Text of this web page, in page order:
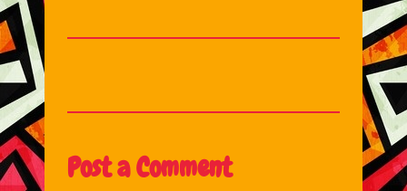
Post a Comment